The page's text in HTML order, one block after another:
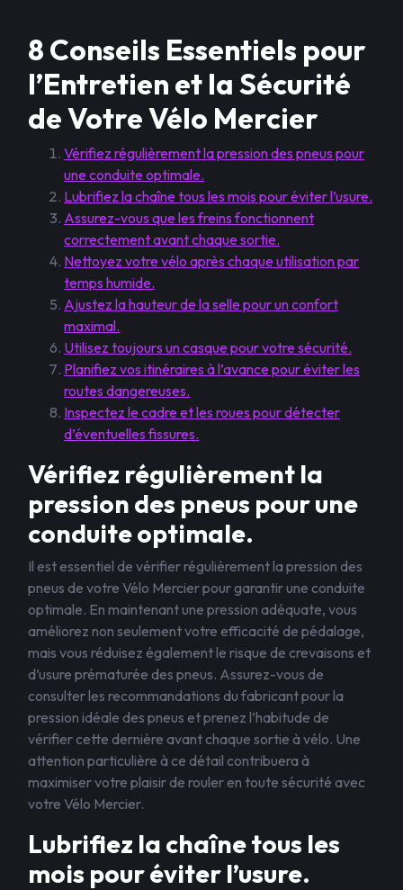
8 Conseils Essentiels pour
l’Entretien et la Sécurité
de Votre Vélo Mercier
Vérifiez régulièrement la pression des pneus pour
une conduite optimale.
Lubrifiez la chaîne tous les mois pour éviter l’usure.
Assurez-vous que les freins fonctionnent
correctement avant chaque sortie.
Nettoyez votre vélo après chaque utilisation par
temps humide.
Ajustez la hauteur de la selle pour un confort
maximal.
Utilisez toujours un casque pour votre sécurité.
Planifiez vos itinéraires à l’avance pour éviter les
routes dangereuses.
Inspectez le cadre et les roues pour détecter
d’éventuelles fissures.
Vérifiez régulièrement la
pression des pneus pour une
conduite optimale.
Il est essentiel de vérifier régulièrement la pression des
pneus de votre Vélo Mercier pour garantir une conduite
optimale. En maintenant une pression adéquate, vous
améliorez non seulement votre efficacité de pédalage,
mais vous réduisez également le risque de crevaisons et
d’usure prématurée des pneus. Assurez-vous de
consulter les recommandations du fabricant pour la
pression idéale des pneus et prenez l’habitude de
vérifier cette dernière avant chaque sortie à vélo. Une
attention particulière à ce détail contribuera à
maximiser votre plaisir de rouler en toute sécurité avec
votre Vélo Mercier.
Lubrifiez la chaîne tous les
mois pour éviter l’usure.